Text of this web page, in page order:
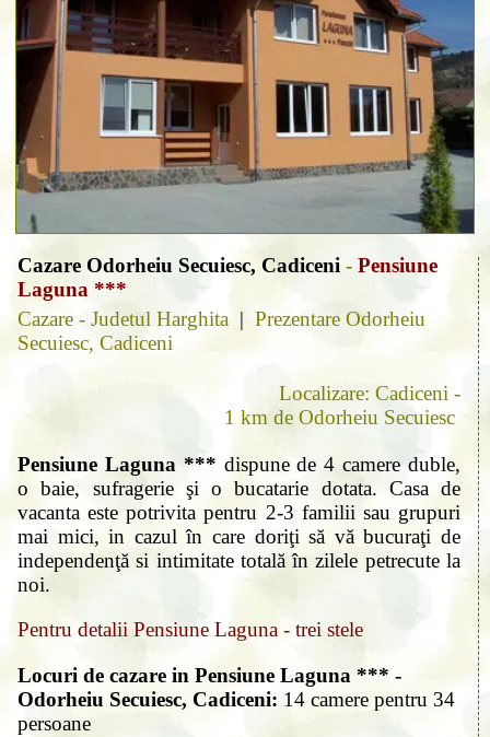
Cazare Odorheiu Secuiesc, Cadiceni - Pensiune
Laguna ***
Cazare - Judetul Harghita | Prezentare Odorheiu
Secuiesc, Cadiceni
Localizare: Cadiceni -
1 km de Odorheiu Secuiesc
Pensiune Laguna *** dispune de 4 camere duble,
o baie, sufragerie şi o bucatarie dotata. Casa de
vacanta este potrivita pentru 2-3 familii sau grupuri
mai mici, in cazul în care doriţi să vă bucuraţi de
independenţă si intimitate totală în zilele petrecute la
noi.
Pentru detalii Pensiune Laguna - trei stele
Locuri de cazare in Pensiune Laguna *** -
Odorheiu Secuiesc, Cadiceni: 14 camere pentru 34
persoane